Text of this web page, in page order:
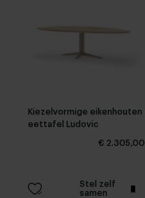
Kiezelvormige eikenhouten
eettafel Ludovic
€ 2.305,00
Stel zelf
samen